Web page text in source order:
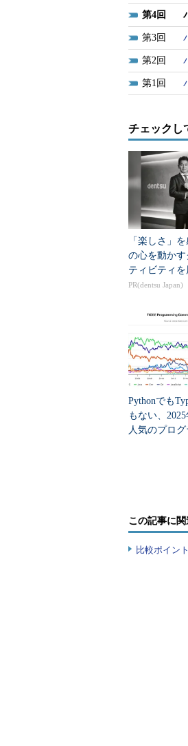
4
3
2
1
チェックし
「楽しさ」
の心を動かす
ティビティを
PR(dentsu Japan)
Pythonでも
もない、
人気のプロ
この記事に
比較ポイン